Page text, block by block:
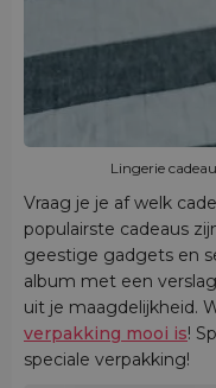
Lingerie
Vraag je je af welk
populairste cadeaus
geestige gadgets en
album met een
uit je maagdelijkheid.
verpakking mooi is!
speciale verpakking!